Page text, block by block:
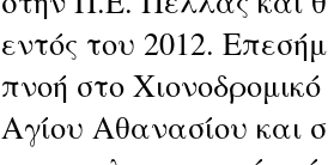
εντός του 2012.
πνοή στο
Αγίου Αθανασίου και